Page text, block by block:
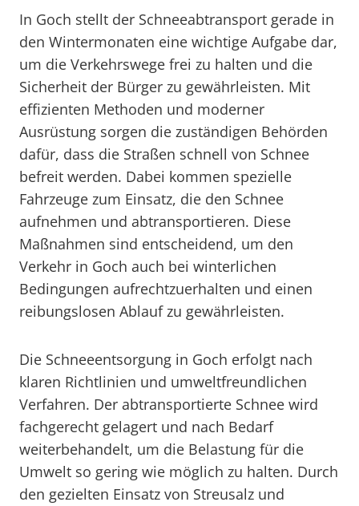
In Goch stellt der Schneeabtransport gerade in
den Wintermonaten eine wichtige Aufgabe dar,
um die Verkehrswege frei zu halten und die
Sicherheit der Bürger zu gewährleisten. Mit
effizienten Methoden und moderner
Ausrüstung sorgen die zuständigen Behörden
dafür, dass die Straßen schnell von Schnee
befreit werden. Dabei kommen spezielle
Fahrzeuge zum Einsatz, die den Schnee
aufnehmen und abtransportieren. Diese
Maßnahmen sind entscheidend, um den
Verkehr in Goch auch bei winterlichen
Bedingungen aufrechtzuerhalten und einen
reibungslosen Ablauf zu gewährleisten.
Die Schneeentsorgung in Goch erfolgt nach
klaren Richtlinien und umweltfreundlichen
Verfahren. Der abtransportierte Schnee wird
fachgerecht gelagert und nach Bedarf
weiterbehandelt, um die Belastung für die
Umwelt so gering wie möglich zu halten. Durch
den gezielten Einsatz von Streusalz und